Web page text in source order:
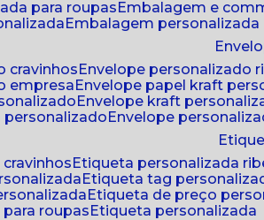
para roupas
embalagem e
embalagem personalizada
cravinhos
envelope personalizado
empresa
envelope papel kraft
envelope kraft
personalizado
envelope
etiqueta personalizada
etiqueta tag
etiqueta de preço
para roupas
etiqueta personalizada